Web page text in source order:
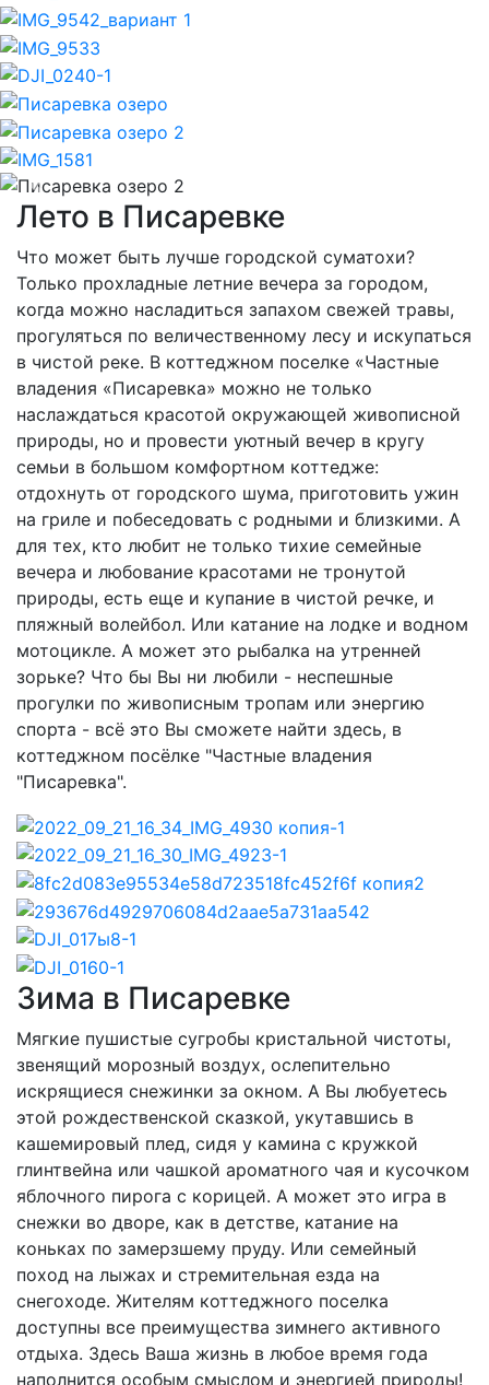
Previous
Лето в Писаревке
Что может быть лучше городской суматохи?
Только прохладные летние вечера за городом,
когда можно насладиться запахом свежей травы,
прогуляться по величественному лесу и искупаться
в чистой реке. В коттеджном поселке «Частные
владения «Писаревка» можно не только
наслаждаться красотой окружающей живописной
природы, но и провести уютный вечер в кругу
семьи в большом комфортном коттедже:
отдохнуть от городского шума, приготовить ужин
на гриле и побеседовать с родными и близкими. А
для тех, кто любит не только тихие семейные
вечера и любование красотами не тронутой
природы, есть еще и купание в чистой речке, и
пляжный волейбол. Или катание на лодке и водном
мотоцикле. А может это рыбалка на утренней
зорьке? Что бы Вы ни любили - неспешные
прогулки по живописным тропам или энергию
спорта - всё это Вы сможете найти здесь, в
коттеджном посёлке "Частные владения
"Писаревка".
Зима в Писаревке
Мягкие пушистые сугробы кристальной чистоты,
звенящий морозный воздух, ослепительно
искрящиеся снежинки за окном. А Вы любуетесь
этой рождественской сказкой, укутавшись в
кашемировый плед, сидя у камина с кружкой
глинтвейна или чашкой ароматного чая и кусочком
яблочного пирога с корицей. А может это игра в
снежки во дворе, как в детстве, катание на
коньках по замерзшему пруду. Или семейный
поход на лыжах и стремительная езда на
снегоходе. Жителям коттеджного поселка
доступны все преимущества зимнего активного
отдыха. Здесь Ваша жизнь в любое время года
наполнится особым смыслом и энергией природы!